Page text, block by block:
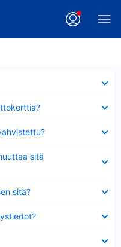
sitä
sitä?